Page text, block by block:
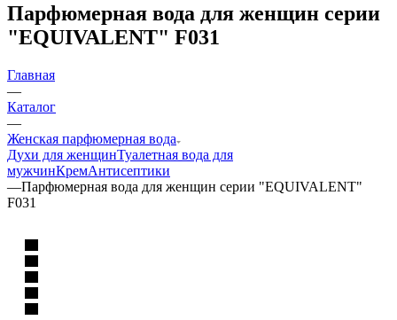
Парфюмерная вода для женщин серии
"EQUIVALENT" F031
Главная
—
Каталог
—
Женская парфюмерная вода
Духи для женщинТуалетная вода для
мужчинКремАнтисептики
—Парфюмерная вода для женщин серии "EQUIVALENT"
F031